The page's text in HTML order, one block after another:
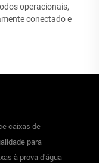
operacionais,
conectado e
caixas de
para
à prova d'água